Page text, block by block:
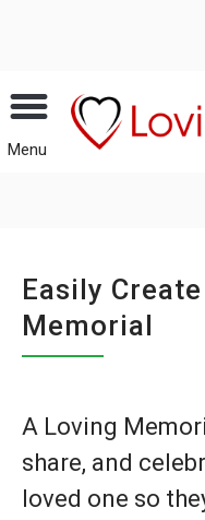
Menu
Easily
Memorial
A Loving
share, and
loved one so